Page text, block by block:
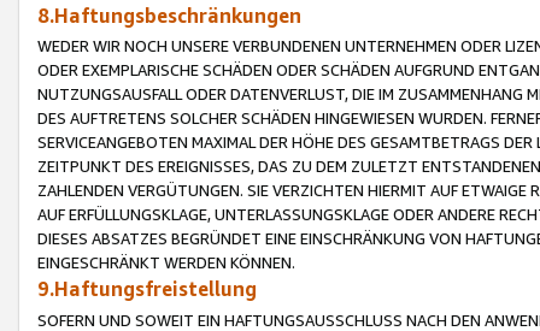
8.Haftungsbeschränkungen
WEDER WIR NOCH UNSERE VERBUNDENEN UNTERNEHMEN ODER
ODER EXEMPLARISCHE SCHÄDEN ODER SCHÄDEN AUFGRUND
NUTZUNGSAUSFALL ODER DATENVERLUST, DIE IM ZUSAMMENHANG
DES AUFTRETENS SOLCHER SCHÄDEN HINGEWIESEN WURDEN.
SERVICEANGEBOTEN MAXIMAL DER HÖHE DES GESAMTBETRAGS
ZEITPUNKT DES EREIGNISSES, DAS ZU DEM ZULETZT
ZAHLENDEN VERGÜTUNGEN. SIE VERZICHTEN HIERMIT AUF
AUF ERFÜLLUNGSKLAGE, UNTERLASSUNGSKLAGE ODER ANDERE
DIESES ABSATZES BEGRÜNDET EINE EINSCHRÄNKUNG VON
EINGESCHRÄNKT WERDEN KÖNNEN.
9.Haftungsfreistellung
SOFERN UND SOWEIT EIN HAFTUNGSAUSSCHLUSS NACH DEN